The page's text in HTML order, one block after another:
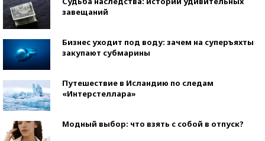
завещаний
Бизнес уходит под воду: зачем на суперъяхты
закупают субмарины
Путешествие в Исландию по следам
«Интерстеллара»
Модный выбор: что взять с собой в отпуск?